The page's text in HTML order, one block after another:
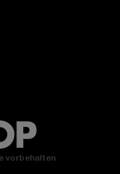
vorbehalten